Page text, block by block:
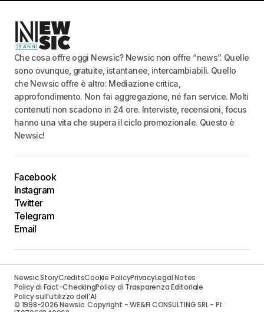
Che cosa offre oggi Newsic? Newsic non offre “news”. Quelle
sono ovunque, gratuite, istantanee, intercambiabili. Quello
che Newsic offre è altro: Mediazione critica,
approfondimento. Non fai aggregazione, né fan service. Molti
contenuti non scadono in 24 ore. Interviste, recensioni, focus
hanno una vita che supera il ciclo promozionale. Questo è
Newsic!
Facebook
Instagram
Twitter
Telegram
Email
Newsic StoryCreditsCookie PolicyPrivacyLegal Notes
Policy di Fact-CheckingPolicy di Trasparenza Editoriale
Policy sull’utilizzo dell’AI
© 1998-2026 Newsic. Copyright - WE&FI CONSULTING SRL - PI: